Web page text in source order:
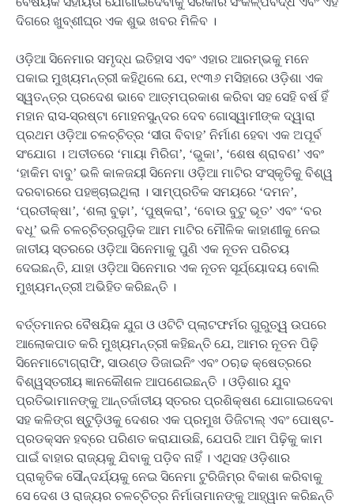
ଦିଗରେ ଖୁବ୍‌ଶୀଘ୍ର ଏକ ଶୁଭ ଖବର ମିଳିବ ।
ଓଡ଼ିଆ ସିନେମାର ସମୃଦ୍ଧ ଇତିହାସ ଏବଂ ଏହାର ଆରମ୍ଭକୁ ମନେ
ପକାଇ ମୁଖ୍ୟମନ୍ତ୍ରୀ କହିଥିଲେ ଯେ, ୧୯୩୬ ମସିହାରେ ଓଡ଼ିଶା ଏକ
ସ୍ୱତନ୍ତ୍ର ପ୍ରଦେଶ ଭାବେ ଆତ୍ମପ୍ରକାଶ କରିବା ସହ ସେହି ବର୍ଷ ହିଁ
ମହାନ ରାସ-ସ୍ରଷ୍ଟା ମୋହନସୁନ୍ଦର ଦେବ ଗୋସ୍ୱାମୀଙ୍କ ଦ୍ୱାରା
ପ୍ରଥମ ଓଡ଼ିଆ ଚଳଚ୍‌ଚିତ୍ର ‘ସୀତା ବିବାହ’ ନିର୍ମାଣ ହେବା ଏକ ଅପୂର୍ବ
ସଂଯୋଗ । ଅତୀତରେ ‘ମାୟା ମିରିଗ’, ‘ଭୁକା’, ‘ଶେଷ ଶ୍ରାବଣ’ ଏବଂ
‘ହାକିମ ବାବୁ’ ଭଳି କାଳଜୟୀ ସିନେମା ଓଡ଼ିଆ ମାଟିର ସଂସ୍କୃତିକୁ ବିଶ୍ୱ
ଦରବାରରେ ପହଞ୍ଚାଇଥିଲା । ସାମ୍ପ୍ରତିକ ସମୟରେ ‘ଦମନ’,
‘ପ୍ରତୀକ୍ଷା’, ‘ଶଲା ବୁଢ଼ା’, ‘ପୁଷ୍କରା’, ‘ବୋଉ ବୁଟୁ ଭୂତ’ ଏବଂ ‘ବର
ବଧୂ’ ଭଳି ଚଳଚ୍‌ଚିତ୍ରଗୁଡ଼ିକ ଆମ ମାଟିର ମୌଳିକ କାହାଣୀକୁ ନେଇ
ଜାତୀୟ ସ୍ତରରେ ଓଡ଼ିଆ ସିନେମାକୁ ପୁଣି ଏକ ନୂତନ ପରିଚୟ
ଦେଇଛନ୍ତି, ଯାହା ଓଡ଼ିଆ ସିନେମାର ଏକ ନୂତନ ସୂର୍ଯ୍‌ୟୋଦୟ ବୋଲି
ମୁଖ୍ୟମନ୍ତ୍ରୀ ଅଭିହିତ କରିଛନ୍ତି ।
ବର୍ତ୍ତମାନର ବୈଷୟିକ ଯୁଗ ଓ ଓଟିଟି ପ୍ଲାଟଫର୍ମର ଗୁରୁତ୍ୱ ଉପରେ
ଆଲୋକପାତ କରି ମୁଖ୍ୟମନ୍ତ୍ରୀ କହିଛନ୍ତି ଯେ, ଆମର ନୂତନ ପିଢ଼ି
ସିନେମାଟୋଗ୍ରାଫି, ସାଉଣ୍ଡ ଡିଜାଇନିଂ ଏବଂ ଠୠଢ କ୍ଷେତ୍ରରେ
ବିଶ୍ୱସ୍ତରୀୟ ଜ୍ଞାନକୌଶଳ ଆପଣେଇଛନ୍ତି । ଓଡ଼ିଶାର ଯୁବ
ପ୍ରତିଭାମାନଙ୍କୁ ଆନ୍ତର୍ଜାତୀୟ ସ୍ତରର ପ୍ରଶିକ୍ଷଣ ଯୋଗାଇଦେବା
ସହ କଳିଙ୍ଗ ଷ୍ଟୁଡ଼ିଓକୁ ଦେଶର ଏକ ପ୍ରମୁଖ ଡିଜିଟାଲ୍ ଏବଂ ପୋଷ୍ଟ-
ପ୍ରଡକ୍ସନ ହବ୍ରେ ପରିଣତ କରାଯାଉଛି, ଯେପରି ଆମ ପିଢ଼ିକୁ କାମ
ପାଇଁ ବାହାର ରାଜ୍ୟକୁ ଯିବାକୁ ପଡ଼ିବ ନାହିଁ । ଏଥିସହ ଓଡ଼ିଶାର
ପ୍ରାକୃତିକ ସୌନ୍ଦର୍ଯ୍ୟକୁ ନେଇ ସିନେମା ଟୁରିଜିମ୍‌ର ବିକାଶ କରିବାକୁ
ସେ ଦେଶ ଓ ରାଜ୍ୟର ଚଳଚ୍ଚିତ୍ର ନିର୍ମାତାମାନଙ୍କୁ ଆହ୍ୱାନ କରିଛନ୍ତି